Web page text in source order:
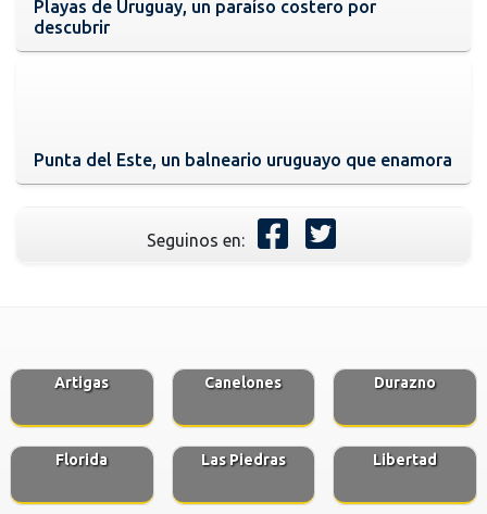
Playas de Uruguay, un paraíso costero por
descubrir
Punta del Este, un balneario uruguayo que enamora
Seguinos en:
Artigas Canelones Durazno
Florida Las Piedras Libertad